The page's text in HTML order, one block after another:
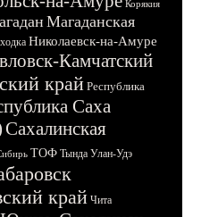
Корякия
Магаданская
Николаевск-на-Амуре
Камчатский
крайРеспублика
Саха
Сахалинская
ТОФ Тында Улан-Удэ
край Чита